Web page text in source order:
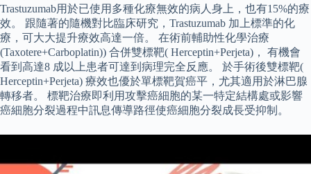
Trastuzumab用於已使用多種化療無效的病人身上，也有15%的療
效。 跟隨著的隨機對比臨床研究，Trastuzumab 加上標準的化
療，可大大提升療效高達一倍。 在術前輔助性化學治療
(Taxotere+Carboplatin)) 合併雙標靶( Herceptin+Perjeta)， 有機會
看到高達8 成以上患者可達到病理完全反應。 於手術後雙標靶(
Herceptin+Perjeta) 療效也優於單標靶賀癌平，尤其適用於淋巴腺
轉移者。 標靶治療即利用攻擊癌細胞的某一特定結構處或影響
癌細胞分裂過程中訊息傳導路徑使癌細胞分裂成長受抑制。